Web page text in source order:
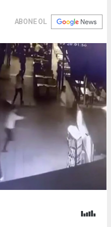
ABONE OL